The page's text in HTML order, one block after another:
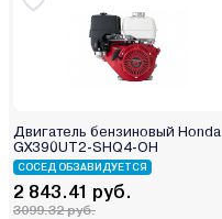
Двигатель бензиновый Honda
GX390UT2-SHQ4-OH
СОСЕД ОБЗАВИДУЕТСЯ
2 843.41 руб.
3099.32 руб.